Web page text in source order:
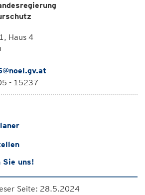
Haus 4
- 15237
uns!
Seite: 28.5.2024